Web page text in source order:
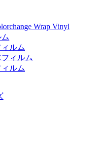
Wrap Vinyl
ルム
ィルム
ルム